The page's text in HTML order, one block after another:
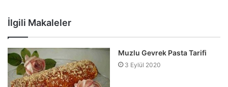
İlgili Makaleler
Muzlu Gevrek Pasta Tarifi
3 Eylül 2020